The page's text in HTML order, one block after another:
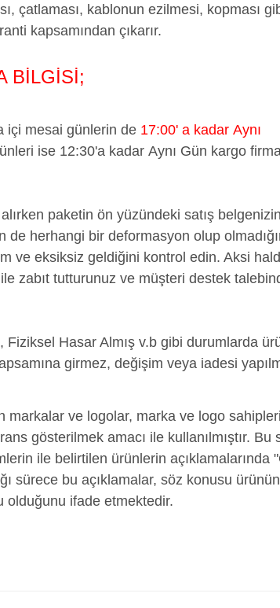
çatlaması, kablonun ezilmesi, kopması
kapsamından çıkarır.
BİLGİSİ;
içi mesai günlerin de 17:00' a kadar Aynı
ise 12:30'a kadar Aynı Gün kargo
paketin ön yüzündeki satış belgenizin
de herhangi bir deformasyon olup
ve eksiksiz geldiğini kontrol edin. Aksi
zabıt tutturunuz ve müşteri destek
Fiziksel Hasar Almış v.b gibi durumlarda
girmez, değişim veya iadesi
markalar ve logolar, marka ve logo
gösterilmek amacı ile kullanılmıştır. Bu
ile belirtilen ürünlerin açıklamalarında
sürece bu açıklamalar, söz konusu
olduğunu ifade etmektedir.